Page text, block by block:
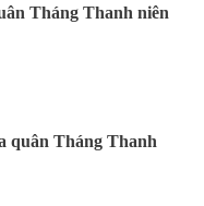
Tháng Thanh niên
quân Tháng Thanh